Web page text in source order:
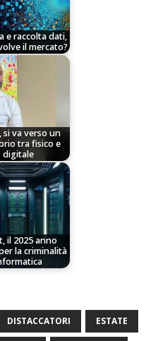
e raccolta dati,
il mercato?
si va verso un
tra fisico e
digitale
il 2025 anno
la criminalità
DISTACCATORI ESTATE